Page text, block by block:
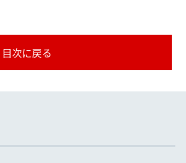
目次に戻る